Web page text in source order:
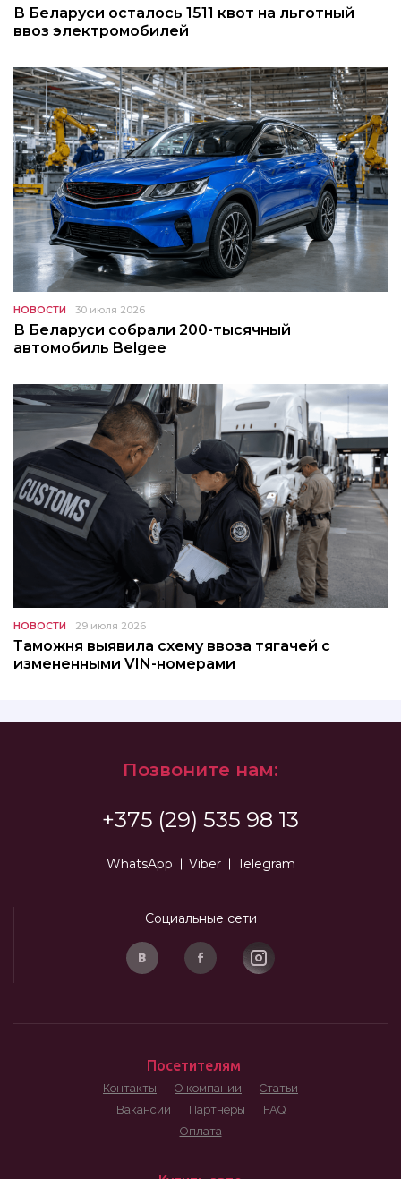
В Беларуси осталось 1511 квот на льготный
ввоз электромобилей
НОВОСТИ 30 июля 2026
В Беларуси собрали 200-тысячный
автомобиль Belgee
НОВОСТИ 29 июля 2026
Таможня выявила схему ввоза тягачей с
измененными VIN-номерами
Позвоните нам:
+375 (29) 535 98 13
WhatsApp Viber Telegram
Социальные сети
Посетителям
Контакты О компании
Статьи
Вакансии
Партнеры
FAQ
Оплата